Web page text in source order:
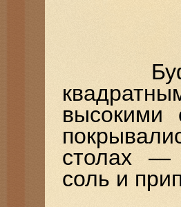
высокими
столах —
соль и